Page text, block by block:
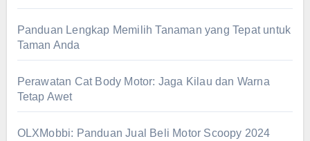
Panduan Lengkap Memilih Tanaman yang Tepat untuk
Taman Anda
Perawatan Cat Body Motor: Jaga Kilau dan Warna
Tetap Awet
OLXMobbi: Panduan Jual Beli Motor Scoopy 2024